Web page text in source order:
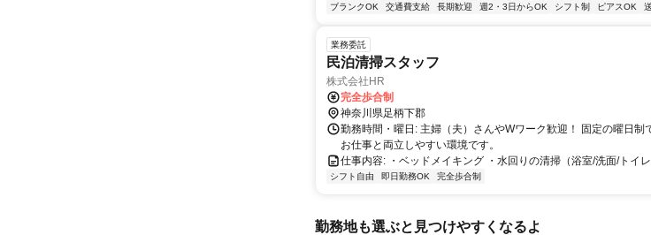
ブランクOK
交通費支給 長期歓迎 週2・3日からOK シフト制 ピアスOK
業務委託
民泊清掃スタッフ
株式会社HR
完全歩合制
神奈川県足柄下郡
勤務時間・曜日: 主婦（夫）さんやWワーク歓迎！ 固定の曜日
お仕事と両立しやすい環境です。
仕事内容: ・ベッドメイキング ・水回りの清掃（浴室/洗面/トイ
シフト自由 即日勤務OK 完全歩合制
勤務地も選ぶと見つけやすくなるよ